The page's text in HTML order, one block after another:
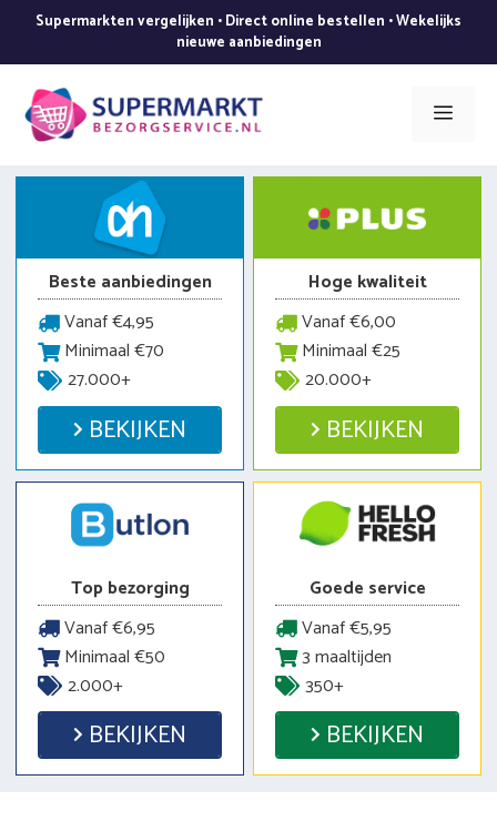
de
inhoud
Supermarkten vergelijken • Direct online bestellen • Wekelijks
nieuwe aanbiedingen
Menu
Beste aanbiedingen
Vanaf €4,95
Minimaal €70
27.000+
BEKIJKEN
Hoge kwaliteit
Vanaf €6,00
Minimaal €25
20.000+
BEKIJKEN
Top bezorging
Vanaf €6,95
Minimaal €50
2.000+
BEKIJKEN
Goede service
Vanaf €5,95
3 maaltijden
350+
BEKIJKEN